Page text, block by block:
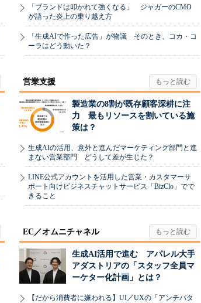
「ブランドは叩かれて強くなる」 ジャガーのCMO
が語った炎上の乗り越え方
「生成AIで作った広告」が物議 そのとき、コカ・コ
ーラはどう動いた？
営業支援
製造業の8割が既存顧客深耕に注
力 最もリソースを割いている施
策は？
生成AIの活用、意外と進んだマーケティング部門と進
まない営業部門 どうして差が生じた？
LINE公式アカウントを活用した営業・カスタマーサ
ポート向けビジネスチャットサービス「BizClo」でで
きること
EC／オムニチャネル
生成AI活用で進む アパレル大手
アダストリアの「スタッフ全員マ
ーケター化計画」とは？
【だから消費者に嫌われる】UI／UXの「アンチパタ